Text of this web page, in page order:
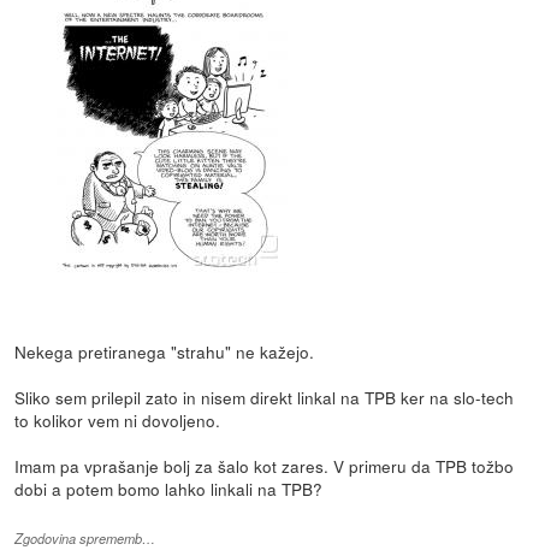
Nekega pretiranega "strahu" ne kažejo.
Sliko sem prilepil zato in nisem direkt linkal na TPB ker na slo-tech
to kolikor vem ni dovoljeno.
Imam pa vprašanje bolj za šalo kot zares. V primeru da TPB tožbo
dobi a potem bomo lahko linkali na TPB?
Zgodovina sprememb…